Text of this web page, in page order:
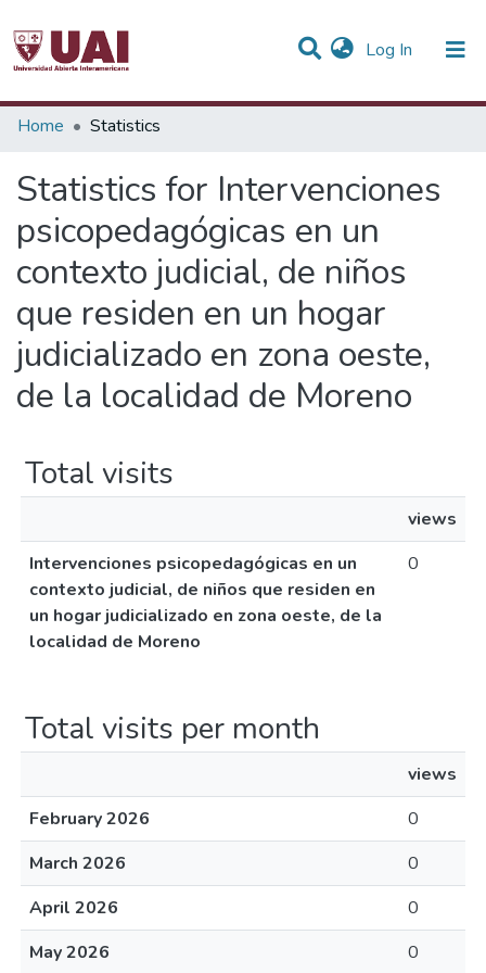
Log In (current)
Communities & Collections
Home Statistics
Statistics for Intervenciones
psicopedagógicas en un
contexto judicial, de niños
que residen en un hogar
judicializado en zona oeste,
de la localidad de Moreno
Total visits
views
Intervenciones psicopedagógicas en un
contexto judicial, de niños que residen en
un hogar judicializado en zona oeste, de la
localidad de Moreno
0
Total visits per month
views
February 2026
0
March 2026
0
April 2026
0
May 2026
0